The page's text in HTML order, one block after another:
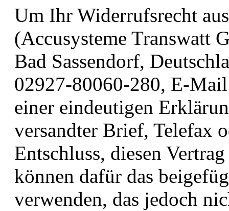
Um Ihr Widerrufsrecht
(Accusysteme Transwatt
Bad Sassendorf,
02927-80060-280, E-
einer eindeutigen
versandter Brief, Telefax
Entschluss, diesen
können dafür das
verwenden, das jedoch